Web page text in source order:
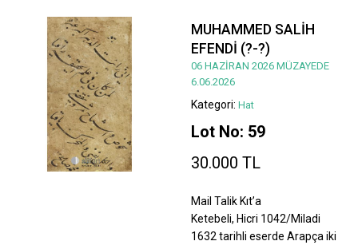
MUHAMMED SALİH
EFENDİ (?-?)
06 HAZİRAN 2026 MÜZAYEDE
6.06.2026
Kategori: Hat
Lot No: 59
30.000 TL
Mail Talik Kıt’a
Ketebeli, Hicri 1042/Miladi
1632 tarihli eserde Arapça iki